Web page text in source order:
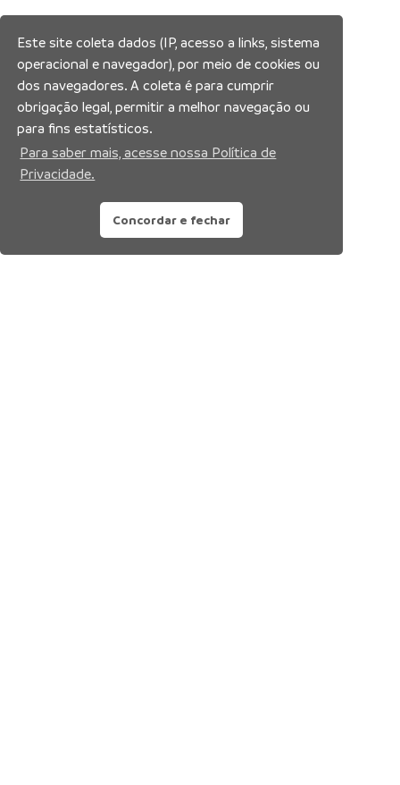
Este site coleta dados (IP, acesso a links, sistema
operacional e navegador), por meio de cookies ou
dos navegadores. A coleta é para cumprir
obrigação legal, permitir a melhor navegação ou
para fins estatísticos.
Para saber mais, acesse nossa Política de
Privacidade.
Concordar e fechar